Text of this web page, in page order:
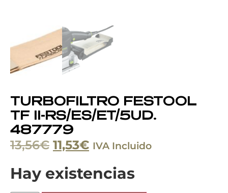
TURBOFILTRO FESTOOL
TF II-RS/ES/ET/5UD.
487779
13,56€ 11,53€ IVA Incluido
Hay existencias